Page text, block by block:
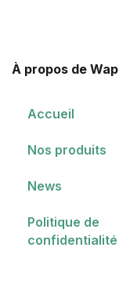
À propos de Wap
Accueil
Nos produits
News
Politique de
confidentialité